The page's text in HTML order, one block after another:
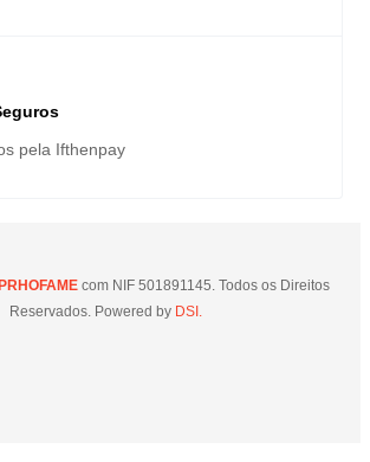
pela Ifthenpay
PRHOFAME com NIF 501891145. Todos os Direitos
Reservados. Powered byDSI.